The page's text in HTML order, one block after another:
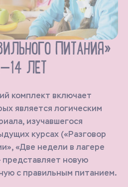
ПИТАНИЯ»
ЛЕТ
комплект включает
является логическим
изучавшегося
курсах («Разговор
«Две недели в лагере
представляет новую
с правильным питанием.